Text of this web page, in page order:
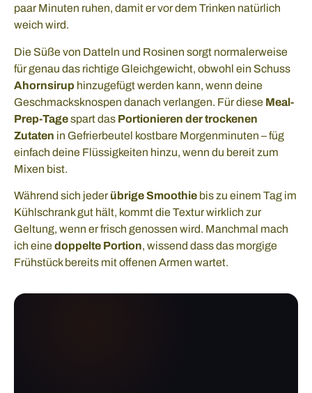
paar Minuten ruhen, damit er vor dem Trinken natürlich
weich wird.
Die Süße von Datteln und Rosinen sorgt normalerweise
für genau das richtige Gleichgewicht, obwohl ein Schuss
Ahornsirup hinzugefügt werden kann, wenn deine
Geschmacksknospen danach verlangen. Für diese Meal-
Prep-Tagespart das Portionieren der trockenen
Zutaten in Gefrierbeutel kostbare Morgenminuten – füg
einfach deine Flüssigkeiten hinzu, wenn du bereit zum
Mixen bist.
Während sich jederübrige Smoothie bis zu einem Tag im
Kühlschrank gut hält, kommt die Textur wirklich zur
Geltung, wenn er frisch genossen wird. Manchmal mach
ich einedoppelte Portion, wissend dass das morgige
Frühstück bereits mit offenen Armen wartet.